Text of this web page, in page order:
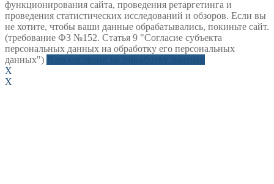
функционирования сайта, проведения ретаргетинга и
проведения статистических исследований и обзоров. Если вы
не хотите, чтобы ваши данные обрабатывались, покиньте сайт.
(требование ФЗ №152. Статья 9 "Согласие субъекта
персональных данных на обработку его персональных
данных")
X
X